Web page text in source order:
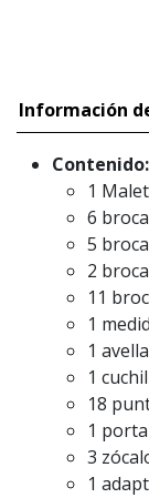
Información
Contenido:
1
6
5
2
11
1
1
1
18
1
3
1